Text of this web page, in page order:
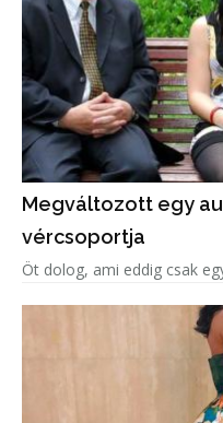
Megváltozott egy
vércsoportja
Öt dolog, ami eddig csak